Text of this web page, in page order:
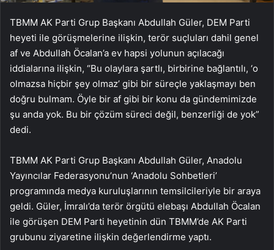
TBMM AK Parti Grup Başkanı Abdullah Güler, DEM Parti
heyeti ile görüşmelerine ilişkin, terör suçluları dahil genel
af ve Abdullah Öcalan’a ev hapsi yolunun açılacağı
iddialarına ilişkin, “Bu olaylara şartlı, birbirine bağlantılı, ‘o
olmazsa hiçbir şey olmaz’ gibi bir süreçle yaklaşmayı ben
doğru bulmam. Öyle bir af gibi bir konu da gündemimizde
şu anda yok. Bu bir çözüm süreci değil, benzerliği de yok”
dedi.
TBMM AK Parti Grup Başkanı Abdullah Güler, Anadolu
Yayıncılar Federasyonu’nun ‘Anadolu Sohbetleri’
programında medya kuruluşlarının temsilcileriyle bir araya
geldi. Güler, İmralı’da terör örgütü elebaşı Abdullah Öcalan
ile görüşen DEM Parti heyetinin dün TBMM’de AK Parti
grubunu ziyaretine ilişkin değerlendirme yaptı.